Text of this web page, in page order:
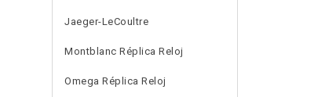
Jaeger-LeCoultre
Montblanc Réplica Reloj
Omega Réplica Reloj